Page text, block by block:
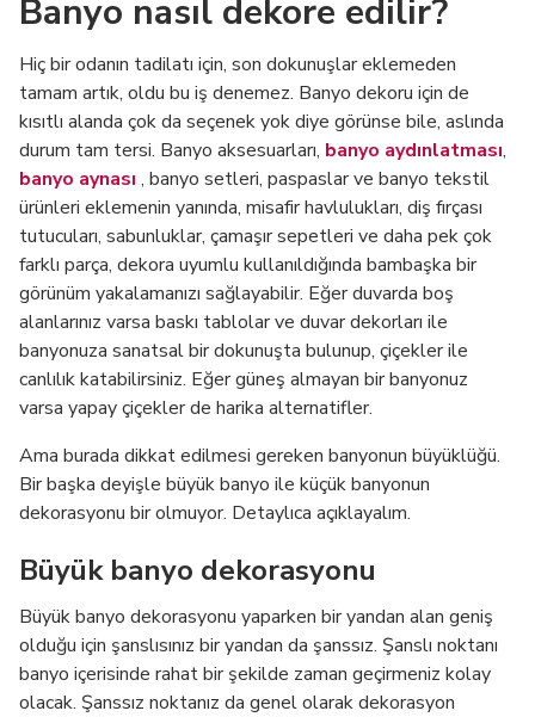
Banyo nasıl dekore edilir?
Hiç bir odanın tadilatı için, son dokunuşlar eklemeden
tamam artık, oldu bu iş denemez. Banyo dekoru için de
kısıtlı alanda çok da seçenek yok diye görünse bile, aslında
durum tam tersi. Banyo aksesuarları, banyo aydınlatması,
banyo aynası , banyo setleri, paspaslar ve banyo tekstil
ürünleri eklemenin yanında, misafir havlulukları, diş fırçası
tutucuları, sabunluklar, çamaşır sepetleri ve daha pek çok
farklı parça, dekora uyumlu kullanıldığında bambaşka bir
görünüm yakalamanızı sağlayabilir. Eğer duvarda boş
alanlarınız varsa baskı tablolar ve duvar dekorları ile
banyonuza sanatsal bir dokunuşta bulunup, çiçekler ile
canlılık katabilirsiniz. Eğer güneş almayan bir banyonuz
varsa yapay çiçekler de harika alternatifler.
Ama burada dikkat edilmesi gereken banyonun büyüklüğü.
Bir başka deyişle büyük banyo ile küçük banyonun
dekorasyonu bir olmuyor. Detaylıca açıklayalım.
Büyük banyo dekorasyonu
Büyük banyo dekorasyonu yaparken bir yandan alan geniş
olduğu için şanslısınız bir yandan da şanssız. Şanslı noktanı
banyo içerisinde rahat bir şekilde zaman geçirmeniz kolay
olacak. Şanssız noktanız da genel olarak dekorasyon